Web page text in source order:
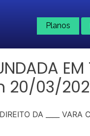
Planos
20/03/
DA ____ VARA